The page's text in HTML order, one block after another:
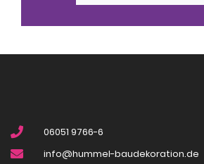
06051 9766-6
info@hummel-baudekoration.de